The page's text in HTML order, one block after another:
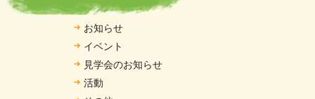
お知らせ
イベント
見学会のお知らせ
活動